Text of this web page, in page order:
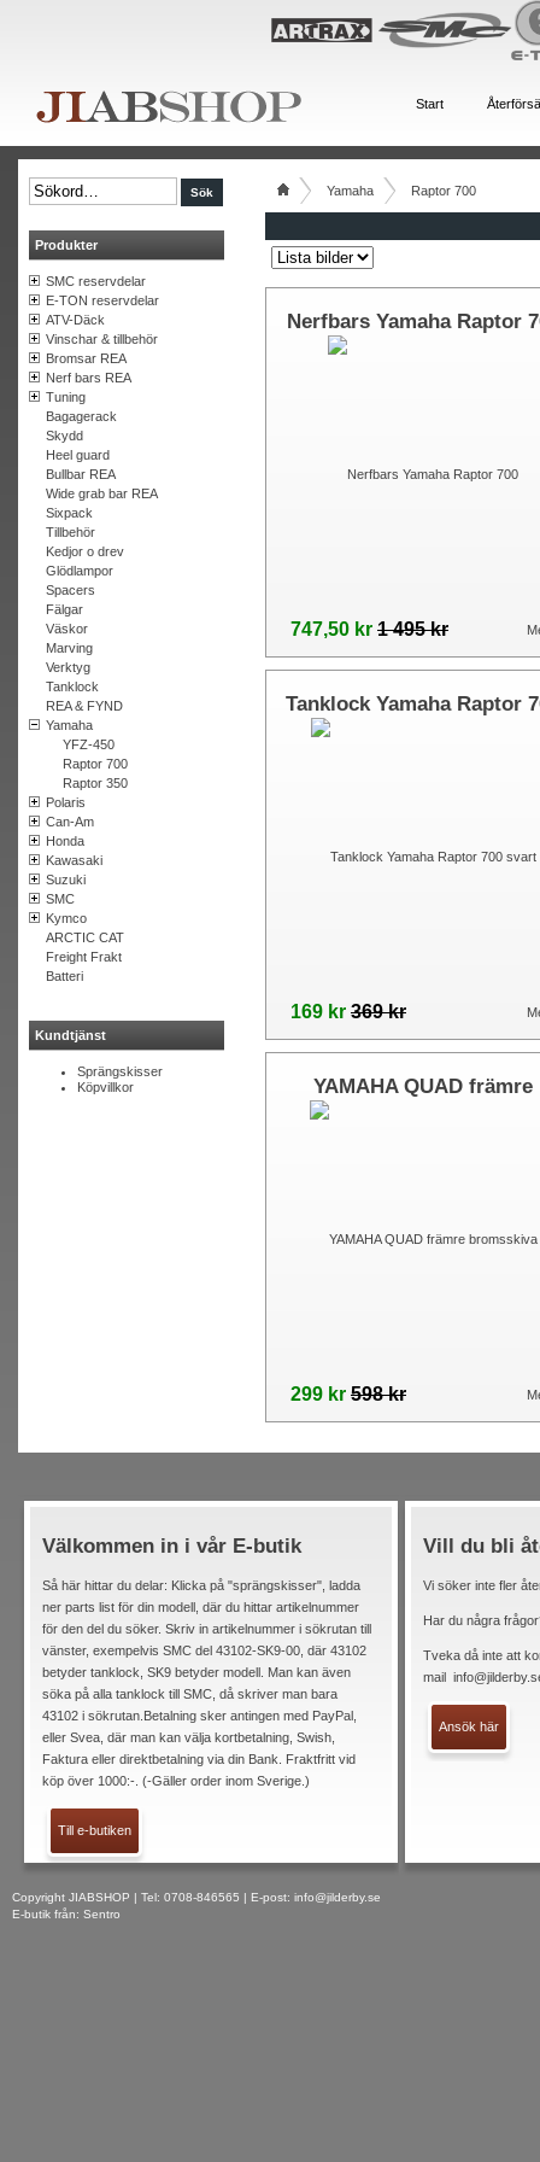
Start
Produkter
SMC reservdelar
E-TON reservdelar
ATV-Däck
Vinschar & tillbehör
Bromsar REA
Nerf bars REA
Tuning
Bagagerack
Skydd
Heel guard
Bullbar REA
Wide grab bar REA
Sixpack
Tillbehör
Kedjor o drev
Glödlampor
Spacers
Fälgar
Väskor
Marving
Verktyg
Tanklock
REA & FYND
Yamaha
YFZ-450
Raptor 700
Raptor 350
Polaris
Can-Am
Honda
Kawasaki
Suzuki
SMC
Kymco
ARCTIC CAT
Freight Frakt
Batteri
Kundtjänst
Sprängskisser
Köpvillkor
Yamaha Raptor 700
Nerfbars Yamaha Raptor
747,50 kr 1 495 kr
Tanklock Yamaha Raptor
169 kr 369 kr
YAMAHA QUAD främre
299 kr 598 kr
Välkommen in i vår E-butik
Så här hittar du delar: Klicka på "sprängskisser", ladda
ner parts list för din modell, där du hittar artikelnummer
för den del du söker. Skriv in artikelnummer i sökrutan till
vänster, exempelvis SMC del 43102-SK9-00, där 43102
betyder tanklock, SK9 betyder modell. Man kan även
söka på alla tanklock till SMC, då skriver man bara
43102 i sökrutan.Betalning sker antingen med PayPal,
eller Svea, där man kan välja kortbetalning, Swish,
Faktura eller direktbetalning via din Bank. Fraktfritt vid
köp över 1000:-. (-Gäller order inom Sverige.)
Till e-butiken
Vill du bli
Vi söker inte fler
Har du några
Tveka då inte att
mail
Ansök här
Copyright JIABSHOP | Tel: 0708-846565 | E-post: info@jilderby.se
E-butik från: Sentro